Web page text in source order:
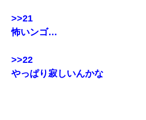
>>21
怖いンゴ…
>>22
やっぱり寂しいんかな